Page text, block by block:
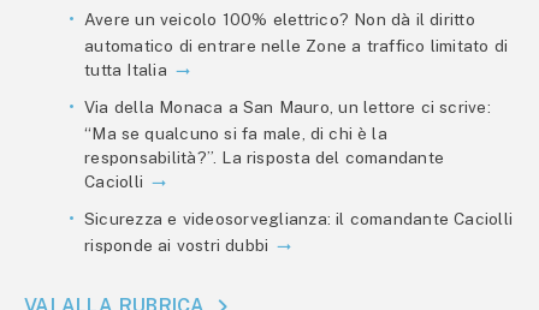
Avere un veicolo 100% elettrico? Non dà il diritto
automatico di entrare nelle Zone a traffico limitato di
tutta Italia
Via della Monaca a San Mauro, un lettore ci scrive:
“Ma se qualcuno si fa male, di chi è la
responsabilità?”. La risposta del comandante
Caciolli
Sicurezza e videosorveglianza: il comandante Caciolli
risponde ai vostri dubbi